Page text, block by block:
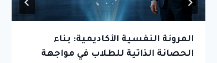
المرونة النفسية الأكاديمية: بناء
الحصانة الذاتية للطلاب في مواجهة